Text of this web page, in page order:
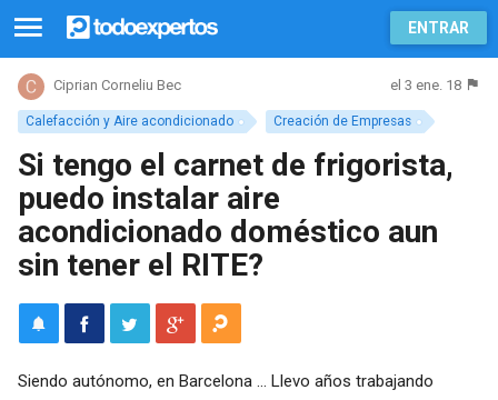
ENTRAR
Calefacción y Aire acondicionado Creación de Empresas
Ciprian Corneliu Bec el 3 ene. 18
Si tengo el carnet de frigorista,
puedo instalar aire
acondicionado doméstico aun
sin tener el RITE?
Siendo autónomo, en Barcelona ... Llevo años trabajando